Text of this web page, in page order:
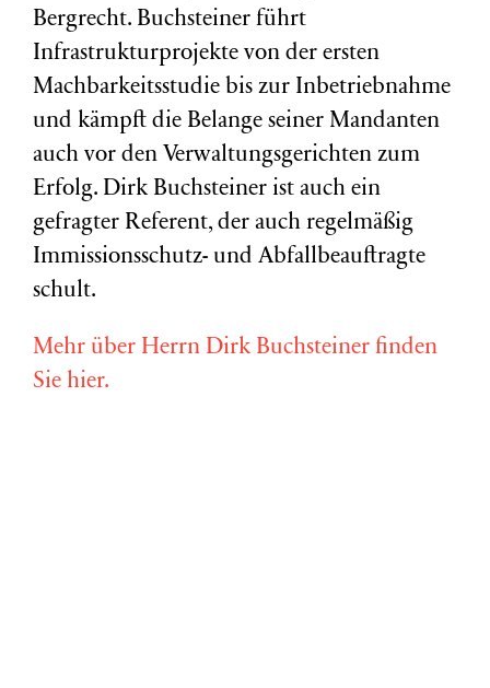
Bergrecht. Buchsteiner führt
Infrastrukturprojekte von der ersten
Machbarkeitsstudie bis zur Inbetriebnahme
und kämpft die Belange seiner Mandanten
auch vor den Verwaltungsgerichten zum
Erfolg. Dirk Buchsteiner ist auch ein
gefragter Referent, der auch regelmäßig
Immissionsschutz- und Abfallbeauftragte
schult.
Mehr über Herrn Dirk Buchsteiner finden
Sie hier.